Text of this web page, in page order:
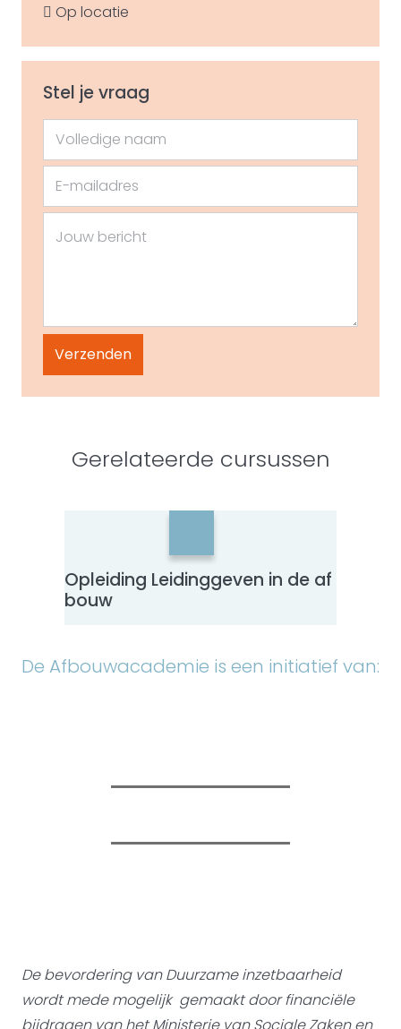
Op locatie
Stel je vraag
Gerelateerde cursussen
Opleiding Leidinggeven in de af
bouw
De Afbouwacademie is een initiatief van:
De bevordering van Duurzame inzetbaarheid
wordt mede mogelijk gemaakt doorfinanciële
bijdragen van het Ministerie van Sociale Zaken en